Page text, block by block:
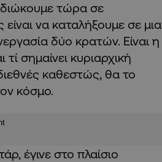
τώρα σε
να καταλήξουμε σε μια
δύο κρατών. Είναι η
τί σημαίνει κυριαρχική
καθεστώς, θα το
κόσμο.
έγινε στο πλαίσιο